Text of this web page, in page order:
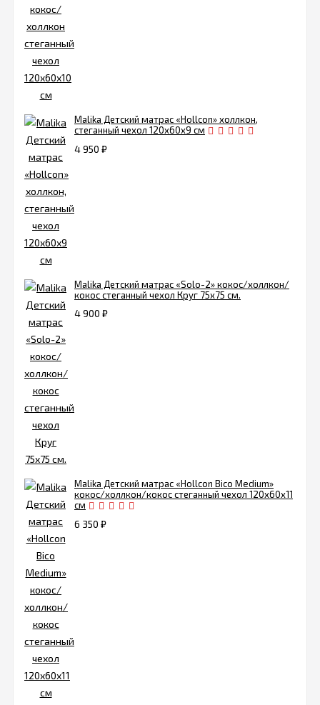
Malika Детский матрас «Hollcon» холлкон,
стеганный чехол 120х60х9 см
4 950 ₽
Malika Детский матрас «Solo-2» кокос/холлкон/
кокос стеганный чехол Круг 75х75 см.
4 900 ₽
Malika Детский матрас «Hollcon Bico Medium»
кокос/холлкон/кокос стеганный чехол 120х60х11
см
6 350 ₽